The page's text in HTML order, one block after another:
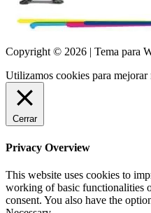
Copyright © 2026 | Tema para
Utilizamos cookies para mejorar
Cerrar
Privacy Overview
This website uses cookies to
working of basic functionalities
consent. You also have the